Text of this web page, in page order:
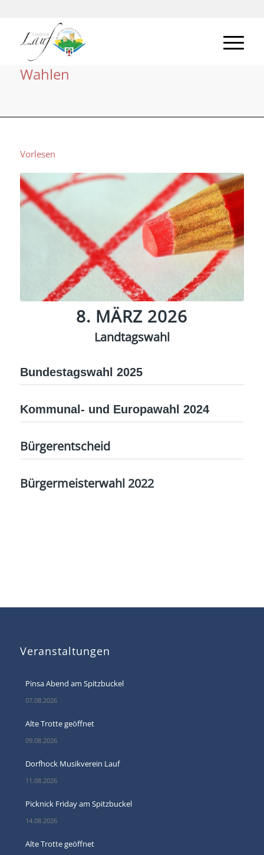
Wahlen
Vorlesen
8. MÄRZ 2026
Landtagswahl
Bundestagswahl 2025
Kommunal- und Europawahl 2024
Bürgerentscheid
Bürgermeisterwahl 2022
Veranstaltungen
Pinsa Abend am Spitzbuckel
07.08.2026
Alte Trotte geöffnet
09.08.2026
Dorfhock Musikverein Lauf
11.08.2026
Picknick Friday am Spitzbuckel
14.08.2026
Alte Trotte geöffnet